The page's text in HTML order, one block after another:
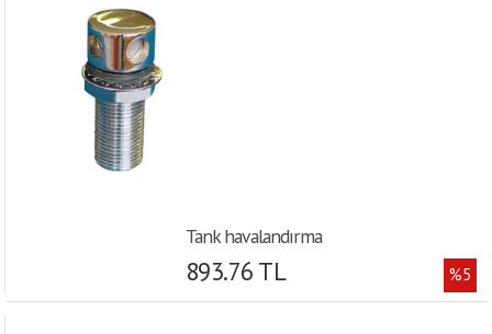
Tank havalandırma
893.76 TL %5